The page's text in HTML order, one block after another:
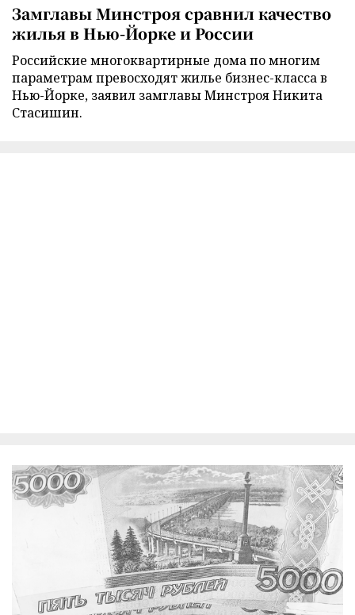
Замглавы Минстроя сравнил качество
жилья в Нью-Йорке и России
Российские многоквартирные дома по многим
параметрам превосходят жилье бизнес-класса в
Нью-Йорке, заявил замглавы Минстроя Никита
Стасишин.